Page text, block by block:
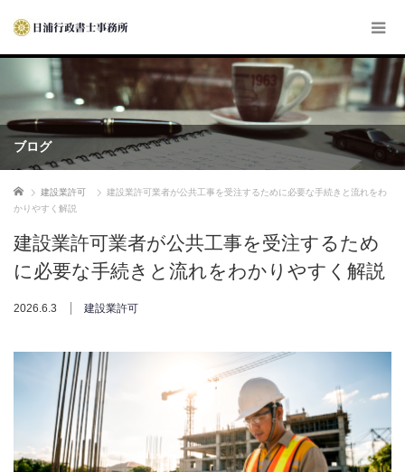
ブログ
ホーム 建設業許可
建設業許可業者が公共工事を受注するために必要な手続きと流れをわ
かりやすく解説
建設業許可業者が公共工事を受注するため
に必要な手続きと流れをわかりやすく解説
2026.6.3 建設業許可